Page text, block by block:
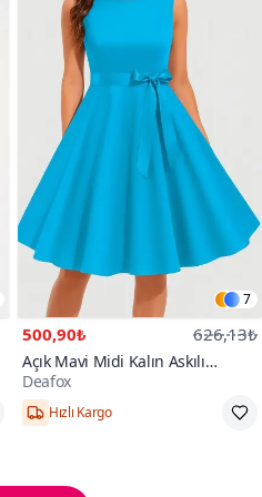
7
500,90₺ 626,13₺
Açık Mavi Midi Kalın Askılı
Yuvarlak Yaka Kuşaklı Pileli Krep
Kumaş Elbise
Deafox
S,M,L,XL